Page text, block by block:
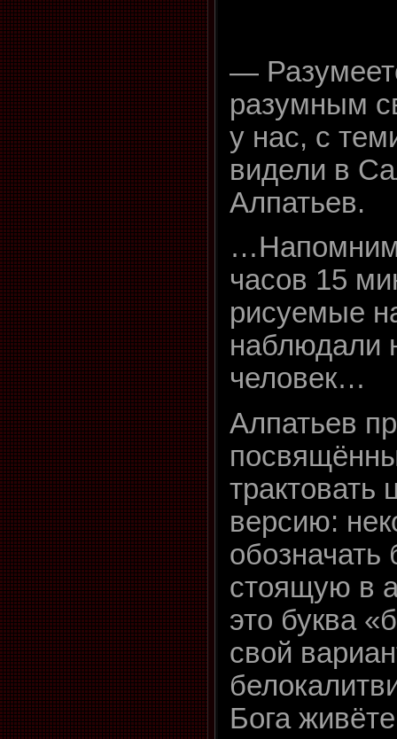
—
разумным
у нас, с
видели в
Алпатьев.
часов 15
рисуемые
наблюдали
человек…
Алпатьев
версию:
обозначать
стоящую в
это буква
свой
Бога